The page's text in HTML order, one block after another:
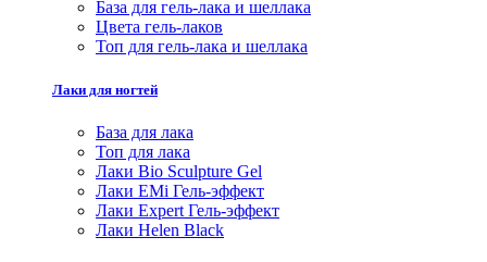
База для гель-лака и шеллака
Цвета гель-лаков
Топ для гель-лака и шеллака
Лаки для ногтей
База для лака
Топ для лака
Лаки Bio Sculpture Gel
Лаки EMi Гель-эффект
Лаки Expert Гель-эффект
Лаки Helen Black